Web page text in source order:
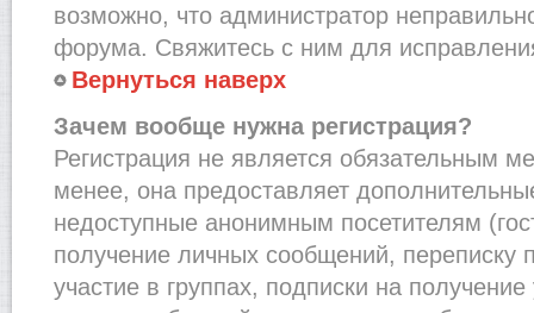
возможно, что администратор
форума. Свяжитесь с ним для
Вернуться наверх
Зачем вообще нужна регистрация?
Регистрация не является обязательным
менее, она предоставляет
недоступные анонимным посетителям
получение личных сообщений, переписку
участие в группах, подписки на